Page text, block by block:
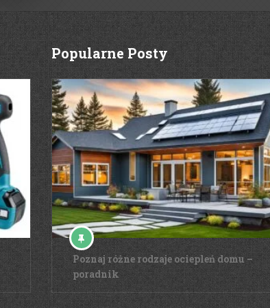
Popularne Posty
Poznaj różne rodzaje ociepleń domu –
poradnik